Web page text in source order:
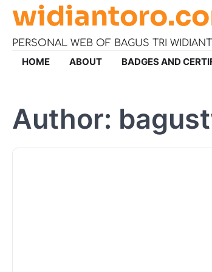
content
PERSONAL WEB OF BAGUS TRI
HOME ABOUT BADGES AND
Author: